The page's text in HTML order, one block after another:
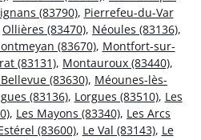
(83790), Pierrefeu-du-Var
Ollières (83470), Néoules (83136),
(83670), Montfort-sur-
(83131), Montauroux (83440),
(83630), Méounes-lès-
(83136), Lorgues (83510), Les
, Les Mayons (83340), Les Arcs
(83600), Le Val (83143), Le